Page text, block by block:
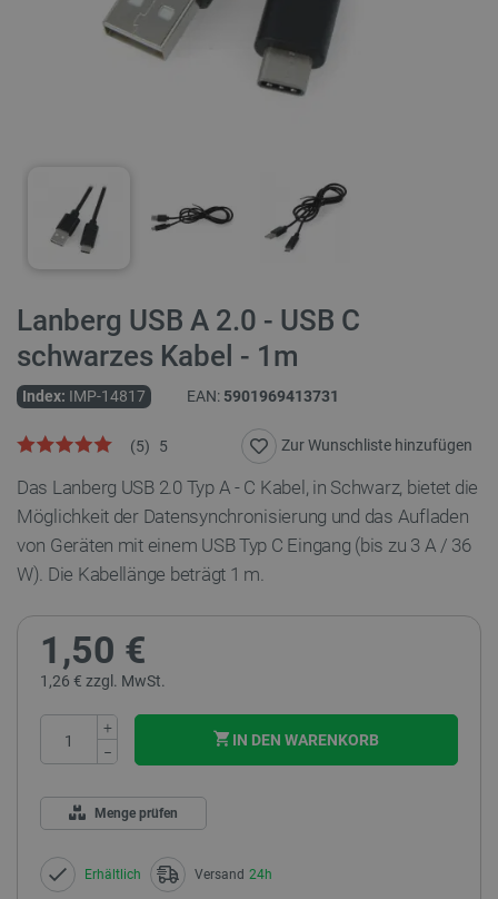
Lanberg USB A 2.0 - USB C
schwarzes Kabel - 1m
Index: IMP-14817 EAN: 5901969413731
5
(5) Zur Wunschliste hinzufügen
Das Lanberg USB 2.0 Typ A - C Kabel, in Schwarz, bietet die
Möglichkeit der Datensynchronisierung und das Aufladen
von Geräten mit einem USB Typ C Eingang (bis zu 3 A / 36
W). Die Kabellänge beträgt 1 m.
1,50 €
1,26 € zzgl. MwSt.
+
−
IN DEN WARENKORB
Menge prüfen
Erhältlich Versand 24h